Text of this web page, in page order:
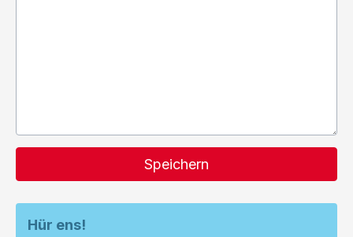
Speichern
Hür ens!